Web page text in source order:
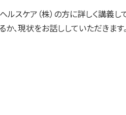
スケア（株）の方に詳しく講義し
、現状をお話ししていただきます。